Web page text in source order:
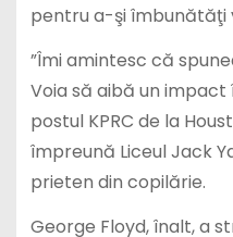
pentru a-şi îmbunătăţi
”Îmi amintesc că
Voia să aibă un impact
postul KPRC de la
împreună Liceul Jack
prieten din copilărie.
George Floyd, înalt, a